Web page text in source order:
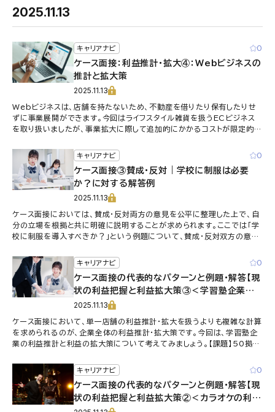
という課題が与えられたとします。この考え方と回答についてまとめまし
2025.11.13
キャリアナビ 0
ケース面接：利益推計・拡大④：Webビジネスの
推計と拡大策
2025.11.13
Webビジネスは、店舗を持たないため、不動産を借りたり保有したりせ
ずに事業展開ができます。今回はライフスタイル雑貨を扱うECビジネス
を取り扱いましたが、事業拡大に際して追加的にかかるコストが限定的
ティに気を配って、面接官を納得させられるよう、注意しましょう。
キャリアナビ 0
ケース面接③賛成・反対｜学校に制服は必要
か？に対する解答例
2025.11.13
ケース面接においては、賛成・反対両方の意見を公平に整理した上で、自
分の立場を根拠と共に明確に説明することが求められます。ここでは「学
校に制服を導入すべきか？」という例題について、賛成・反対双方の意見
参考にしてください。
キャリアナビ 0
ケース面接の代表的なパターンと例題・解答【現
状の利益把握と利益拡大策③＜学習塾企業の
利益拡大＞】
2025.11.13
ケース面接において、単一店舗の利益推計・拡大を扱うよりも複雑な計算
を求められるのが、企業全体の利益推計・拡大策です。今回は、学習塾企
業の利益推計と利益の拡大策について考えてみましょう。【課題】50拠点
えよ。今回のケースでは、すでに売上額が前提として与えられています。
利益を考える土台として、この企業がどのような事業規模なのか推計し
てみましょう。
キャリアナビ 0
ケース面接の代表的なパターンと例題・解答【現
状の利益把握と利益拡大策②＜カラオケの利益